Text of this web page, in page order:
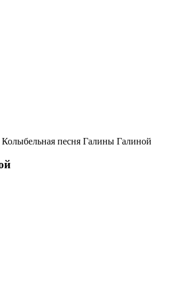
Колыбельная песня Галины Галиной